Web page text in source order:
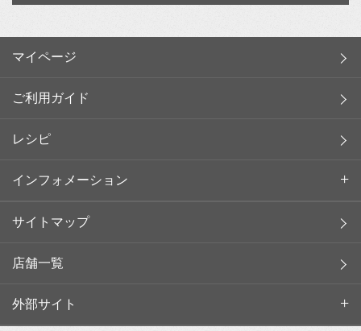
マイページ
ご利用ガイド
レシピ
インフォメーション
サイトマップ
店舗一覧
外部サイト